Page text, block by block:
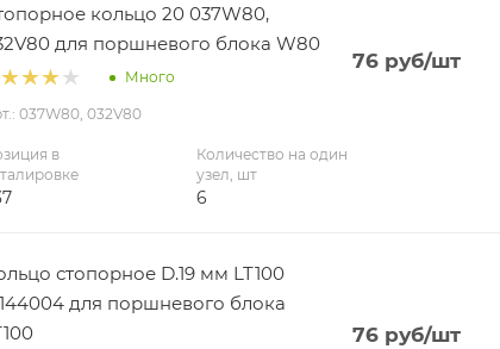
кольцо 20 037W80,
для поршневого блока W80
Много
037W80, 032V80
76руб/шт
в
Количество на один
узел, шт
6
стопорное D.19 мм LT100
для поршневого блока
76руб/шт